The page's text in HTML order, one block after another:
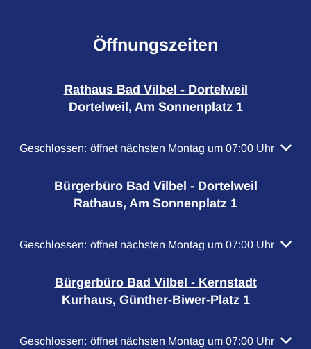
Öffnungszeiten
Rathaus Bad Vilbel - Dortelweil
Dortelweil, Am Sonnenplatz 1
Klicken, um weitere Öffnungs- oder Schließzeiten
Geschlossen: öffnet nächsten Montag um 07:00 Uhr
Bürgerbüro Bad Vilbel - Dortelweil
Rathaus, Am Sonnenplatz 1
Klicken, um weitere Öffnungs- oder Schließzeiten
Geschlossen: öffnet nächsten Montag um 07:00 Uhr
Bürgerbüro Bad Vilbel - Kernstadt
Kurhaus, Günther-Biwer-Platz 1
Klicken, um weitere Öffnungs- oder Schließzeiten
Geschlossen: öffnet nächsten Montag um 07:00 Uhr